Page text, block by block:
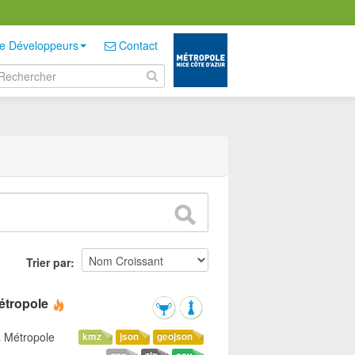
Développeurs Contact
Trier par
geojson
json
kmz
Métropole